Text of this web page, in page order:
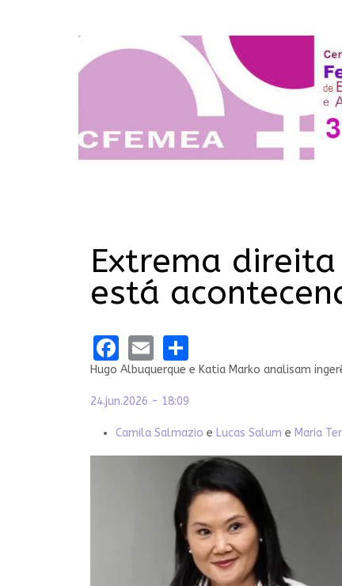
Extrema
está
Facebook
Email
Hugo Albuquerque e Katia Marko analisam
24.jun.2026 - 18:09
Camila Salmazio e Lucas Salum e Maria